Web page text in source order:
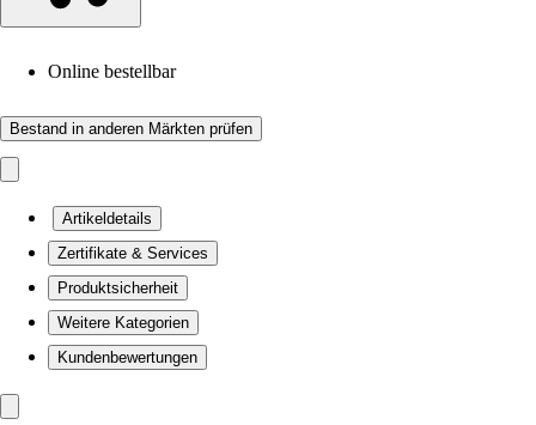
Online bestellbar
Bestand in anderen Märkten prüfen
Artikeldetails
Zertifikate & Services
Produktsicherheit
Weitere Kategorien
Kundenbewertungen